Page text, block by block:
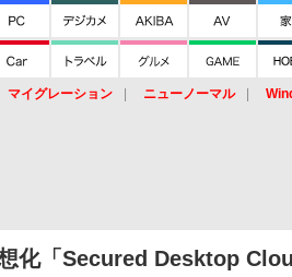
マイグレーション ニューノーマル
化「Secured Desktop